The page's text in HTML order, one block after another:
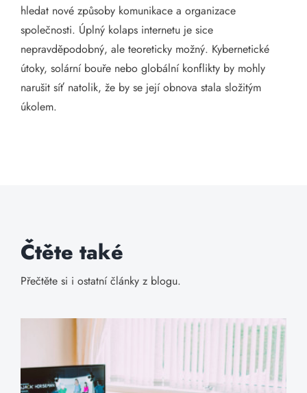
hledat nové způsoby komunikace a organizace
společnosti. Úplný kolaps internetu je sice
nepravděpodobný, ale teoreticky možný. Kybernetické
útoky, solární bouře nebo globální konflikty by mohly
narušit síť natolik, že by se její obnova stala složitým
úkolem.
Čtěte také
Přečtěte si i ostatní články z blogu.